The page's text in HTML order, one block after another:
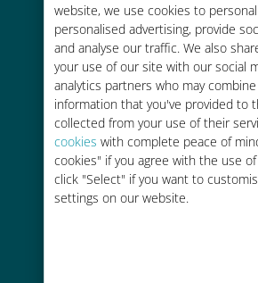
website, we use cookies to
personalised advertising, provide
and analyse our traffic. We also
your use of our site with our social
analytics partners who may
information that you've provided to
collected from your use of their
cookies with complete peace of
cookies" if you agree with the use
click "Select" if you want to
settings on our website.
Receba um código QR
em minutos e
Mundial
Conectividade celular
alta qualidade em mais